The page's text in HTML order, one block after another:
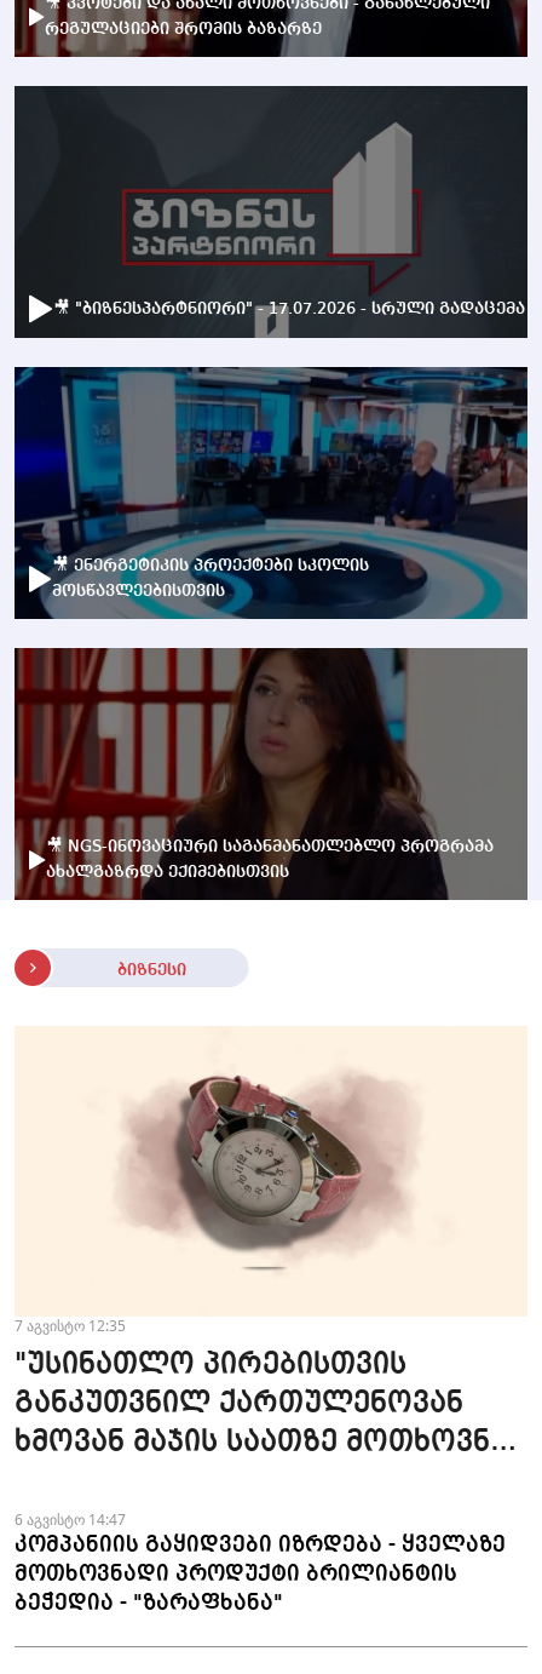
🎥 კვოტები და ახალი მოთხოვნები - განახლებული
რეგულაციები შრომის ბაზარზე
🎥 "ბიზნესპარტნიორი" - 17.07.2026 - სრული გადაცემა
🎥 ენერგეტიკის პროექტები სკოლის
მოსწავლეებისთვის
🎥 NGS-ინოვაციური საგანმანათლებლო პროგრამა
ახალგაზრდა ექიმებისთვის
ბიზნესი
7 აგვისტო 12:35
"უსინათლო პირებისთვის
განკუთვნილ ქართულენოვან
ხმოვან მაჯის საათზე მოთხოვნა
6 აგვისტო 14:47
კომპანიის გაყიდვები იზრდება - ყველაზე
მოთხოვნადი პროდუქტი ბრილიანტის
ბეჭედია - "ზარაფხანა"